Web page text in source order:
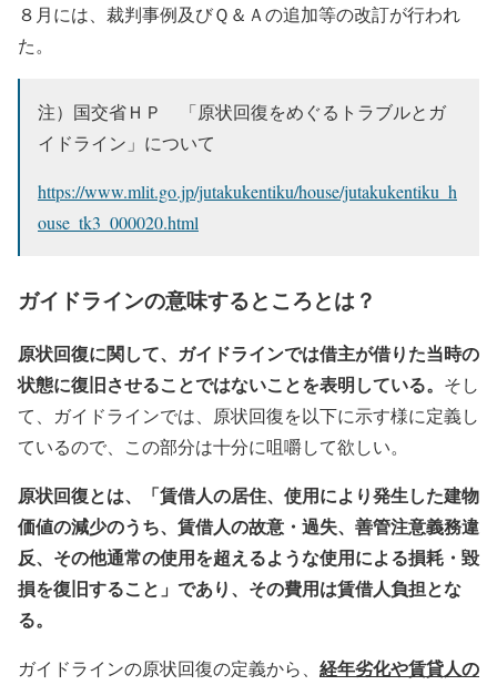
８月には、裁判事例及びＱ＆Ａの追加等の改訂が行われ
た。
注）国交省ＨＰ 「原状回復をめぐるトラブルとガ
イドライン」について
https://www.mlit.go.jp/jutakukentiku/house/jutakukentiku_h
ouse_tk3_000020.html
ガイドラインの意味するところとは？
原状回復に関して、ガイドラインでは借主が借りた当時の
状態に復旧させることではないことを表明している。 そし
て、ガイドラインでは、原状回復を以下に示す様に定義し
ているので、この部分は十分に咀嚼して欲しい。
原状回復とは、「賃借人の居住、使用により発生した建物
価値の減少のうち、賃借人の故意・過失、善管注意義務違
反、その他通常の使用を超えるような使用による損耗・毀
損を復旧すること」であり、その費用は賃借人負担とな
る。
ガイドラインの原状回復の定義から、 経年劣化や賃貸人の